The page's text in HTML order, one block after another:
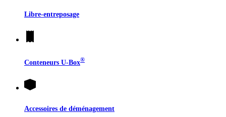
Libre-entreposage
Conteneurs U-Box®
Accessoires de déménagement